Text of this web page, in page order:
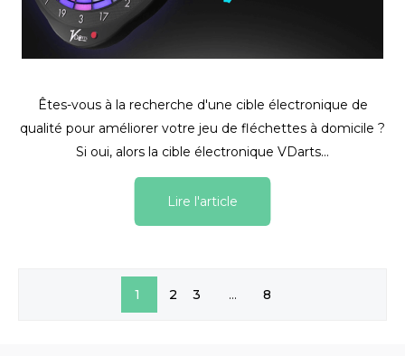
Êtes-vous à la recherche d'une cible électronique de
qualité pour améliorer votre jeu de fléchettes à domicile ?
Si oui, alors la cible électronique VDarts...
Lire l'article
1 2 3 ... 8